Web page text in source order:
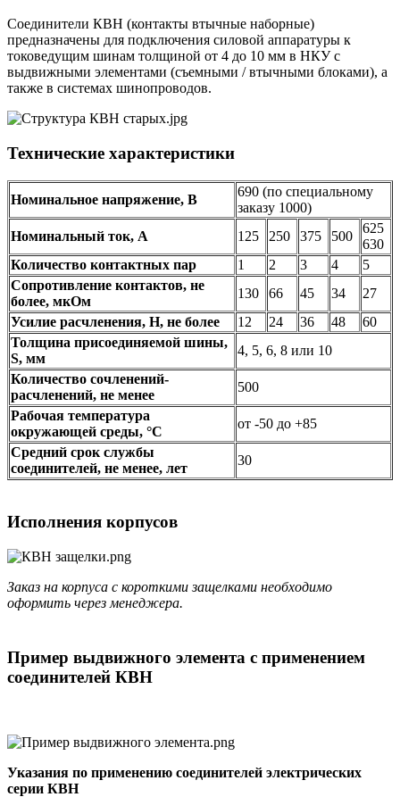
Соединители КВН (контакты втычные наборные)
предназначены для подключения силовой аппаратуры к
токоведущим шинам толщиной от 4 до 10 мм в НКУ с
выдвижными элементами (съемными / втычными блоками), а
также в системах шинопроводов.
Технические характеристики
Номинальное напряжение, В
690 (по специальному
заказу 1000)
Номинальный ток, А
125 250 375 500
625
630
Количество контактных пар
1 2 3 4
5
Сопротивление контактов, не
более, мкОм
130 66 45 34
27
Усилие расчленения, Н, не более
12 24 36 48
60
Толщина присоединяемой шины,
S, мм
4, 5, 6, 8 или 10
Количество сочленений-
расчленений, не менее
500
Рабочая температура
окружающей среды, °C
от -50 до +85
Средний срок службы
соединителей, не менее, лет
30
Исполнения корпусов
Заказ на корпуса с короткими защелками необходимо
оформить через менеджера.
Пример выдвижного элемента с применением
соединителей КВН
Указания по применению соединителей электрических
серии КВН